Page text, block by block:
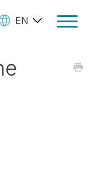
Toggle
EN